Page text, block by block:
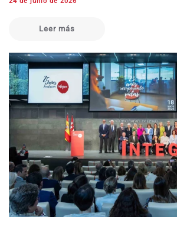
Leer más